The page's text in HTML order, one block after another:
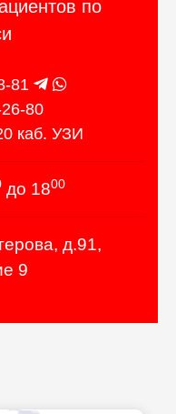
по
81
80
каб. УЗИ
до 1800
д.91,
9